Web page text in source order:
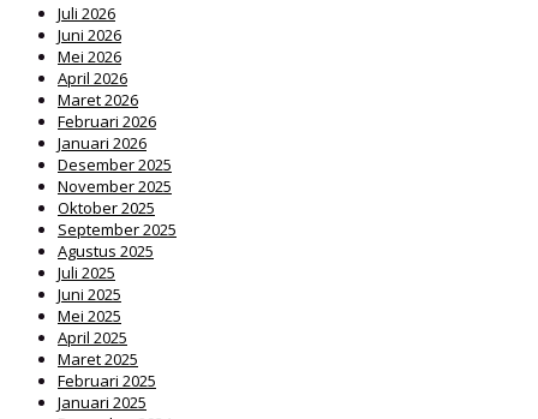
Juli 2026
Juni 2026
Mei 2026
April 2026
Maret 2026
Februari 2026
Januari 2026
Desember 2025
November 2025
Oktober 2025
September 2025
Agustus 2025
Juli 2025
Juni 2025
Mei 2025
April 2025
Maret 2025
Februari 2025
Januari 2025